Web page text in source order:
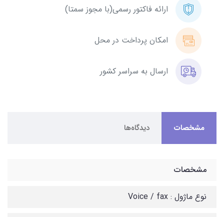
ارائه فاکتور رسمی(با مجوز سمتا)
امکان پرداخت در محل
ارسال به سراسر کشور
مشخصات دیدگاه‌ها
مشخصات
نوع ماژول : Voice / fax